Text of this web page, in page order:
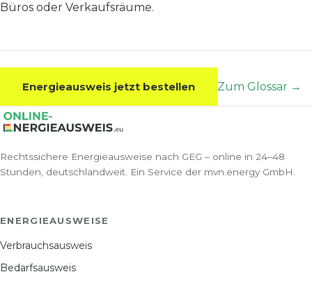
Büros oder Verkaufsräume.
Energieausweis jetzt bestellen Zum Glossar →
Rechtssichere Energieausweise nach GEG – online in 24–48
Stunden, deutschlandweit. Ein Service der mvn.energy GmbH.
ENERGIEAUSWEISE
Verbrauchsausweis
Bedarfsausweis